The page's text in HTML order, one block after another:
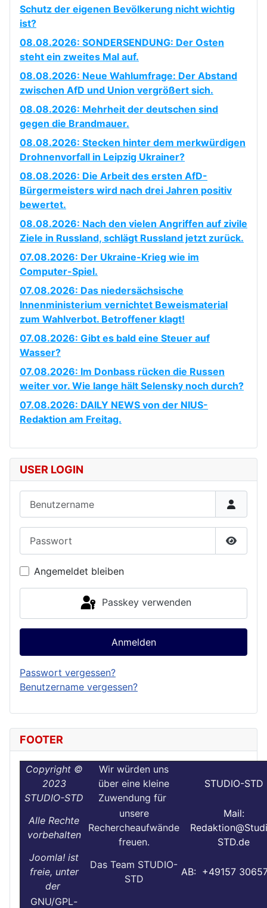
Schutz der eigenen Bevölkerung nicht wichtig
ist?
08.08.2026: SONDERSENDUNG: Der Osten
steht ein zweites Mal auf.
08.08.2026: Neue Wahlumfrage: Der Abstand
zwischen AfD und Union vergrößert sich.
08.08.2026: Mehrheit der deutschen sind
gegen die Brandmauer.
08.08.2026: Stecken hinter dem merkwürdigen
Drohnenvorfall in Leipzig Ukrainer?
08.08.2026: Die Arbeit des ersten AfD-
Bürgermeisters wird nach drei Jahren positiv
bewertet.
08.08.2026: Nach den vielen Angriffen auf zivile
Ziele in Russland, schlägt Russland jetzt zurück.
07.08.2026: Der Ukraine-Krieg wie im
Computer-Spiel.
07.08.2026: Das niedersächsische
Innenministerium vernichtet Beweismaterial
zum Wahlverbot. Betroffener klagt!
07.08.2026: Gibt es bald eine Steuer auf
Wasser?
07.08.2026: Im Donbass rücken die Russen
weiter vor. Wie lange hält Selensky noch durch?
07.08.2026: DAILY NEWS von der NIUS-
Redaktion am Freitag.
USER LOGIN
Angemeldet bleiben
Passkey verwenden
Anmelden
Passwort vergessen?
Benutzername vergessen?
FOOTER
Copyright ©
2023
STUDIO-STD
Wir würden uns
über eine kleine
Zuwendung für
STUDIO-STD
Alle Rechte
vorbehalten
unsere
Rechercheaufwände
freuen.
Mail:
STD.de
Joomla! ist
freie, unter
der
Das Team STUDIO-
STD
AB: +49157
GNU/GPL-